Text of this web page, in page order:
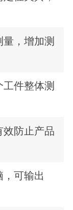
，增加测
件整体测
效防止产品
可输出